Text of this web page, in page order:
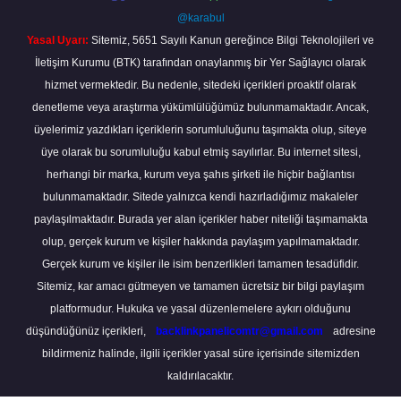
@karabul
Yasal Uyarı: Sitemiz, 5651 Sayılı Kanun gereğince Bilgi Teknolojileri ve
İletişim Kurumu (BTK) tarafından onaylanmış bir Yer Sağlayıcı olarak
hizmet vermektedir. Bu nedenle, sitedeki içerikleri proaktif olarak
denetleme veya araştırma yükümlülüğümüz bulunmamaktadır. Ancak,
üyelerimiz yazdıkları içeriklerin sorumluluğunu taşımakta olup, siteye
üye olarak bu sorumluluğu kabul etmiş sayılırlar. Bu internet sitesi,
herhangi bir marka, kurum veya şahıs şirketi ile hiçbir bağlantısı
bulunmamaktadır. Sitede yalnızca kendi hazırladığımız makaleler
paylaşılmaktadır. Burada yer alan içerikler haber niteliği taşımamakta
olup, gerçek kurum ve kişiler hakkında paylaşım yapılmamaktadır.
Gerçek kurum ve kişiler ile isim benzerlikleri tamamen tesadüfidir.
Sitemiz, kar amacı gütmeyen ve tamamen ücretsiz bir bilgi paylaşım
platformudur. Hukuka ve yasal düzenlemelere aykırı olduğunu
düşündüğünüz içerikleri,
backlinkpanelicomtr@gmail.com
adresine
bildirmeniz halinde, ilgili içerikler yasal süre içerisinde sitemizden
kaldırılacaktır.